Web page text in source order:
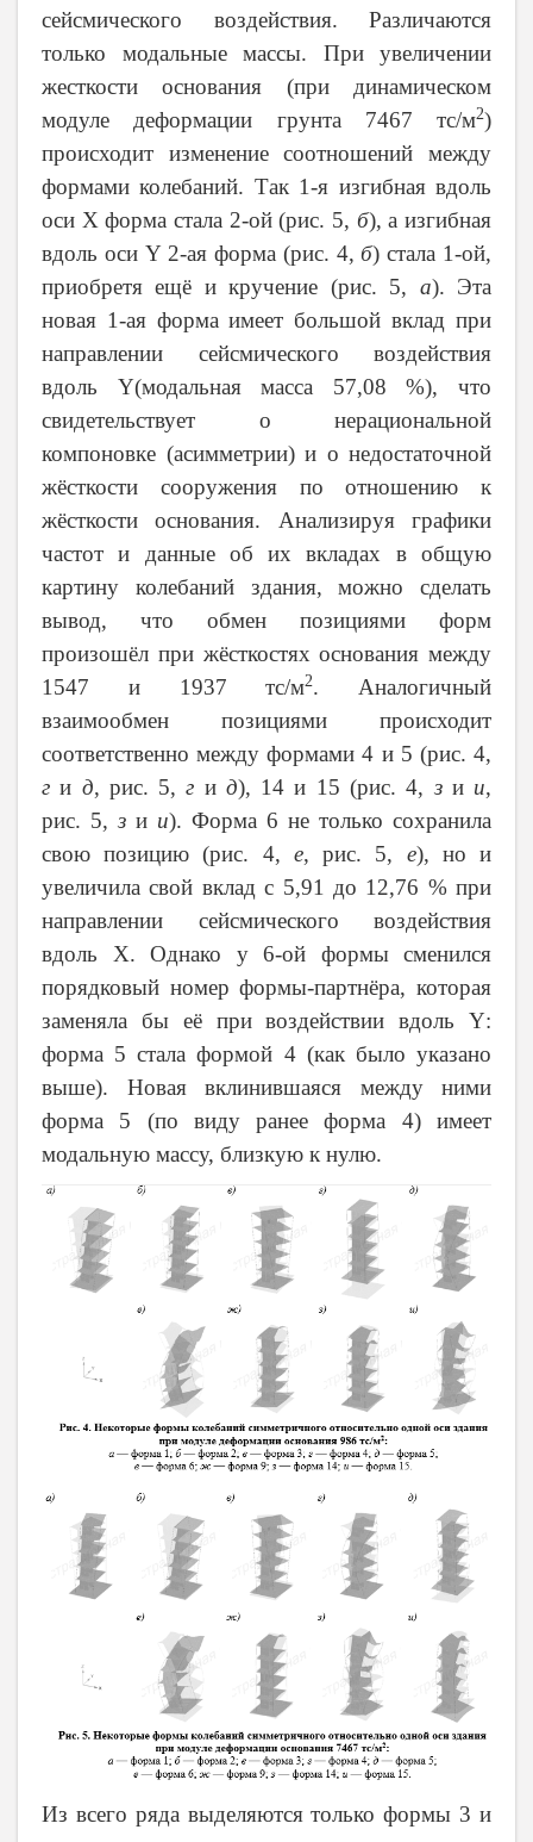
сейсмического воздействия. Различаются
только модальные массы. При увеличении
жесткости основания (при динамическом
модуле деформации грунта 7467 тс/м2)
происходит изменение соотношений между
формами колебаний. Так 1-я изгибная вдоль
оси X форма стала 2‑ой (рис. 5, б), а изгибная
вдоль оси Y2‑ая форма (рис. 4,б) стала 1‑ой,
приобретя ещё и кручение (рис. 5, а). Эта
новая 1‑ая форма имеет большой вклад при
направлении сейсмического воздействия
вдоль Y(модальная масса 57,08 %), что
свидетельствует о нерациональной
компоновке (асимметрии) и о недостаточной
жёсткости сооружения по отношению к
жёсткости основания. Анализируя графики
частот и данные об их вкладах в общую
картину колебаний здания, можно сделать
вывод, что обмен позициями форм
произошёл при жёсткостях основания между
1547 и 1937 тс/м2. Аналогичный
взаимообмен позициями происходит
соответственно между формами 4 и 5 (рис. 4,
г и д, рис. 5,г и д), 14 и 15 (рис. 4, зи и,
рис. 5, з и и). Форма 6 не только сохранила
свою позицию (рис. 4, е, рис. 5, е), но и
увеличила свой вклад с 5,91 до 12,76 % при
направлении сейсмического воздействия
вдоль X. Однако у 6‑ой формы сменился
порядковый номер формы-партнёра, которая
заменяла бы её при воздействии вдоль Y:
форма 5 стала формой 4 (как было указано
выше). Новая вклинившаяся между ними
форма 5 (по виду ранее форма 4) имеет
модальную массу, близкую к нулю.
Из всего ряда выделяются только формы 3 и